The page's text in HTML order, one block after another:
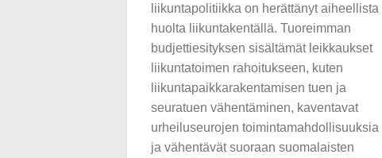
liikuntapolitiikka on herättänyt aiheellista
huolta liikuntakentällä. Tuoreimman
budjettiesityksen sisältämät leikkaukset
liikuntatoimen rahoitukseen, kuten
liikuntapaikkarakentamisen tuen ja
seuratuen vähentäminen, kaventavat
urheiluseurojen toimintamahdollisuuksia
ja vähentävät suoraan suomalaisten